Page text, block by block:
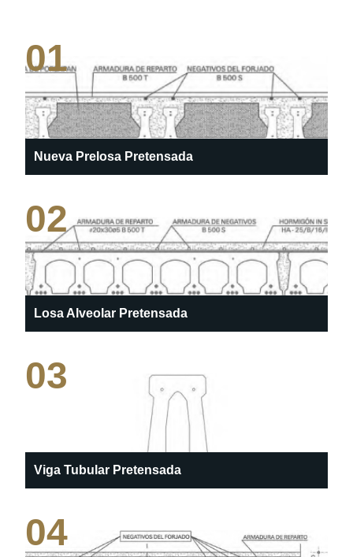
01
Nueva Prelosa Pretensada
02
Losa Alveolar Pretensada
03
Viga Tubular Pretensada
04